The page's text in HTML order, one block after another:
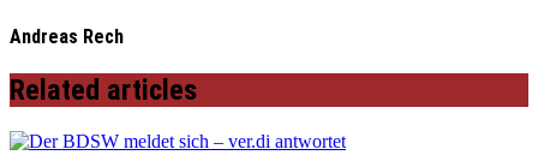
Andreas Rech
Related articles